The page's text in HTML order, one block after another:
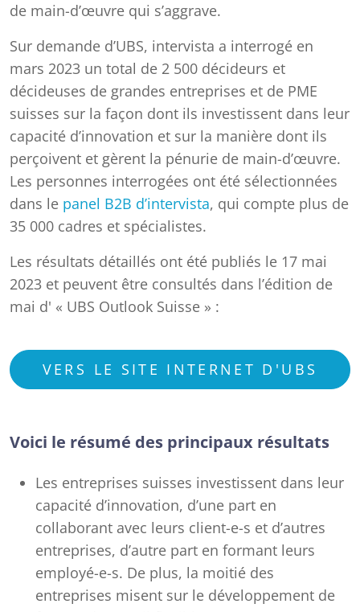
de main-d’œuvre qui s’aggrave.
Sur demande d’UBS, intervista a interrogé en
mars 2023 un total de 2 500 décideurs et
décideuses de grandes entreprises et de PME
suisses sur la façon dont ils investissent dans leur
capacité d’innovation et sur la manière dont ils
perçoivent et gèrent la pénurie de main-d’œuvre.
Les personnes interrogées ont été sélectionnées
dans le panel B2B d’intervista, qui compte plus de
35 000 cadres et spécialistes.
Les résultats détaillés ont été publiés le 17 mai
2023 et peuvent être consultés dans l’édition de
mai d' « UBS Outlook Suisse » :
VERS LE SITE INTERNET D'UBS
Voici le résumé des principaux résultats
Les entreprises suisses investissent dans leur
capacité d’innovation, d’une part en
collaborant avec leurs client-e-s et d’autres
entreprises, d’autre part en formant leurs
employé-e-s. De plus, la moitié des
entreprises misent sur le développement de